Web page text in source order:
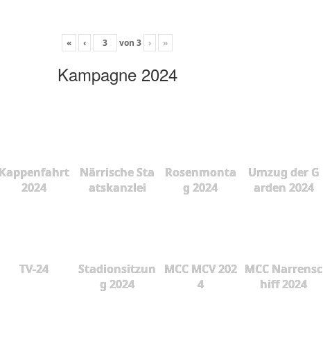
« ‹ von 3 › »
Kampagne 2024
Kappenfahrt
2024
Närrische Sta
atskanzlei
Rosenmonta
g 2024
Umzug der G
arden 2024
TV-24
Stadionsitzun
g 2024
MCC MCV 202
4
MCC Narrensc
hiff 2024